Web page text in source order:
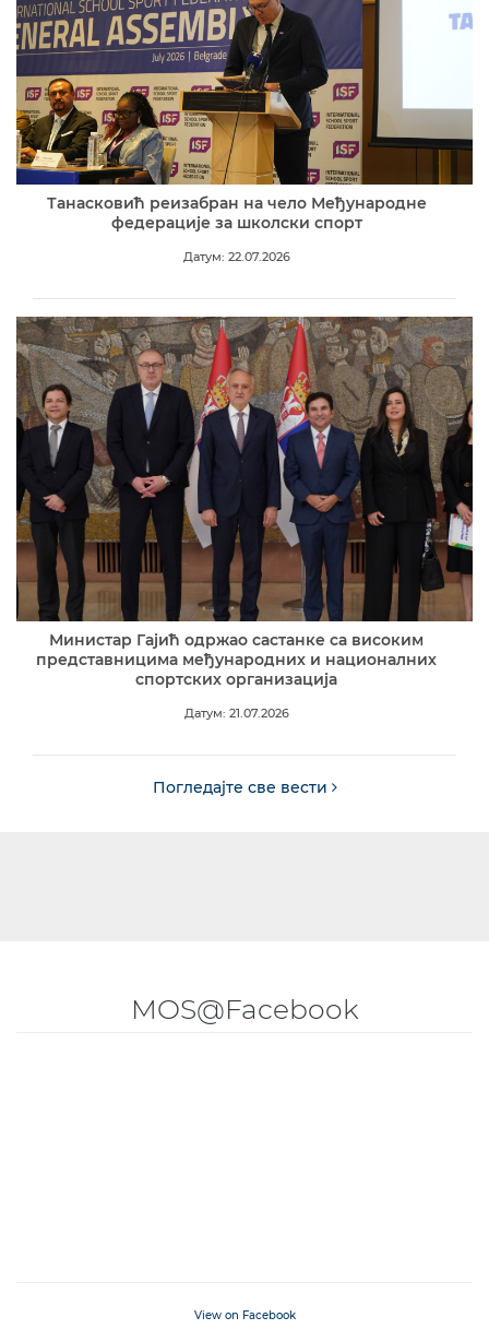
Танасковић реизабран на чело Међународне
федерације за школски спорт
Датум: 22.07.2026
Министар Гајић одржао састанке са високим
представницима међународних и националних
спортских организација
Датум: 21.07.2026
Погледајте све вести
MOS@Facebook
View on Facebook